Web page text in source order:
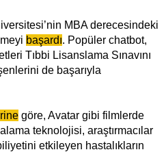
MBA derecesindeki
başardı. Popüler chatbot,
Tıbbi Lisanslama Sınavını
de başarıyla
göre, Avatar gibi filmlerde
teknolojisi, araştırmacılar
etkileyen hastalıkların